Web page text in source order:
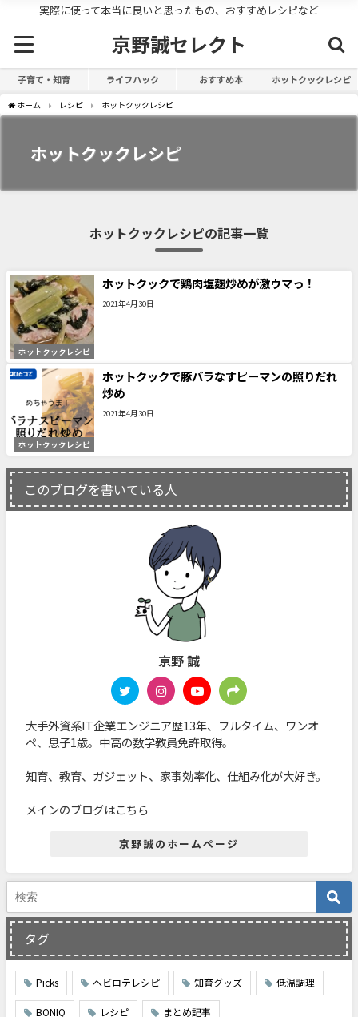
実際に使って本当に良いと思ったもの、おすすめレシピなど
京野誠セレクト
子育て・知育 ライフハック おすすめ本 ホットクックレシピ
ホーム レシピ ホットクックレシピ
ホットクックレシピ
ホットクックレシピの記事一覧
ホットクックレシピ
ホットクックで鶏肉塩麹炒めが激ウマっ！
2021年4月30日
ホットクックレシピ
ホットクックで豚バラなすピーマンの照りだれ
炒め
2021年4月30日
このブログを書いている人
京野 誠
大手外資系IT企業エンジニア歴13年、フルタイム、ワンオ
ペ、息子1歳。中高の数学教員免許取得。
知育、教育、ガジェット、家事効率化、仕組み化が大好き。
メインのブログはこちら
京野誠のホームページ
タグ
Picks ヘビロテレシピ 知育グッズ 低温調理
BONIQ レシピ まとめ記事